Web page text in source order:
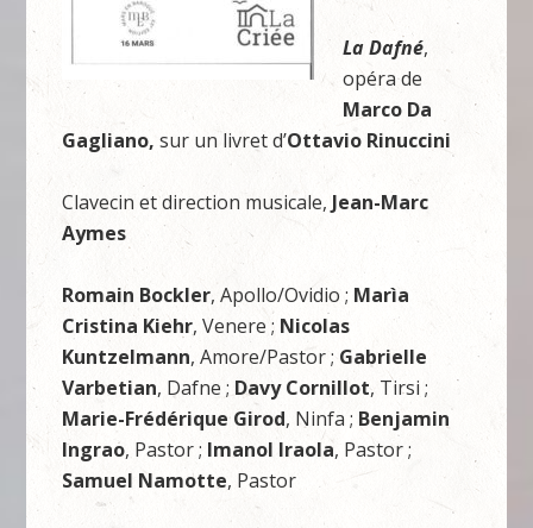
La Dafné,
opéra de
Marco Da
Gagliano,sur un livret d’Ottavio Rinuccini
Clavecin et direction musicale, Jean-Marc
Aymes
Romain Bockler, Apollo/Ovidio ; Marìa
Cristina Kiehr, Venere ; Nicolas
Kuntzelmann, Amore/Pastor ; Gabrielle
Varbetian, Dafne ; Davy Cornillot, Tirsi ;
Marie-Frédérique Girod, Ninfa ; Benjamin
Ingrao, Pastor ; Imanol Iraola, Pastor ;
Samuel Namotte, Pastor